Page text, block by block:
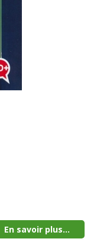
En savoir plus...